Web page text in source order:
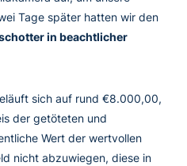
Tage später hatten wir den
in beachtlicher
sich auf rund €8.000,00,
der getöteten und
Wert der wertvollen
nicht abzuwiegen, diese in